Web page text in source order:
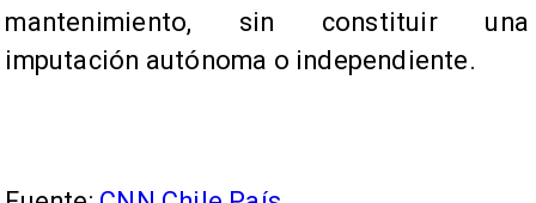
mantenimiento, sin constituir una
imputación autónoma o independiente.